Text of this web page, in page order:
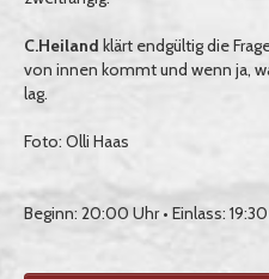
C.Heiland klärt endgültig die
von innen kommt und wenn ja,
lag.
Foto: Olli Haas
Beginn: 20:00 Uhr • Einlass: